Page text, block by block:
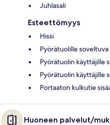
Juhlasali
Esteettömyys
Hissi
Pyörätuolille
Pyörätuolin käyttäjille
Pyörätuolin käyttäjille
Portaaton kulkutie
Huoneen palvelut/